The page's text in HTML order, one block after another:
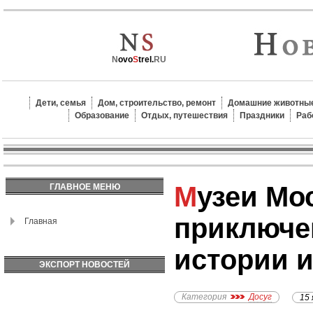
NovoStrel.RU
Дети, семья Дом, строительство, ремонт
Домашние
Образование
Отдых, путешествия Праздники
ГЛАВНОЕ МЕНЮ
Главная
ЭКСПОРТ НОВОСТЕЙ
Музеи Москвы:
истории
Категория Досуг 15